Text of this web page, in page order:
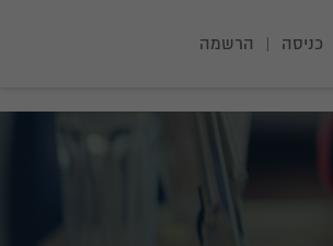
הרשמה | כניסה